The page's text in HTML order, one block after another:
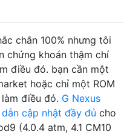
chắn 100% nhưng tôi
chứng khoán thậm chí
điều đó. bạn cần một
hoặc chỉ một ROM
điều đó. G Nexus
cập nhật đầy đủ cho
(4.0.4 atm, 4.1 CM10